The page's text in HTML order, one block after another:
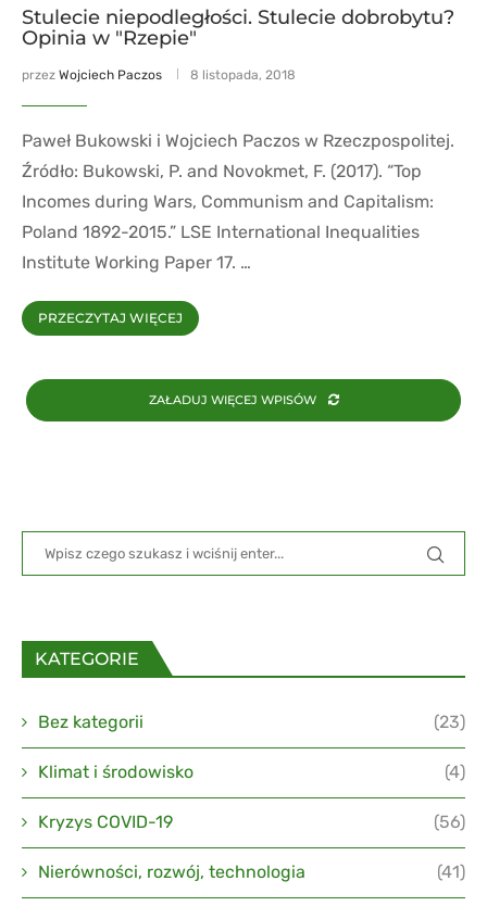
Stulecie niepodległości. Stulecie dobrobytu?
Opinia w "Rzepie"
przez Wojciech Paczos 8 listopada, 2018
Paweł Bukowski i Wojciech Paczos w Rzeczpospolitej.
Źródło: Bukowski, P. and Novokmet, F. (2017). “Top
Incomes during Wars, Communism and Capitalism:
Poland 1892-2015.” LSE International Inequalities
Institute Working Paper 17. …
PRZECZYTAJ WIĘCEJ
ZAŁADUJ WIĘCEJ WPISÓW
KATEGORIE
Bez kategorii (23)
Klimat i środowisko (4)
Kryzys COVID-19 (56)
Nierówności, rozwój, technologia (41)